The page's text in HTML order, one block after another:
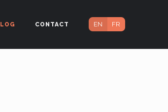
EN FR
CONTACT